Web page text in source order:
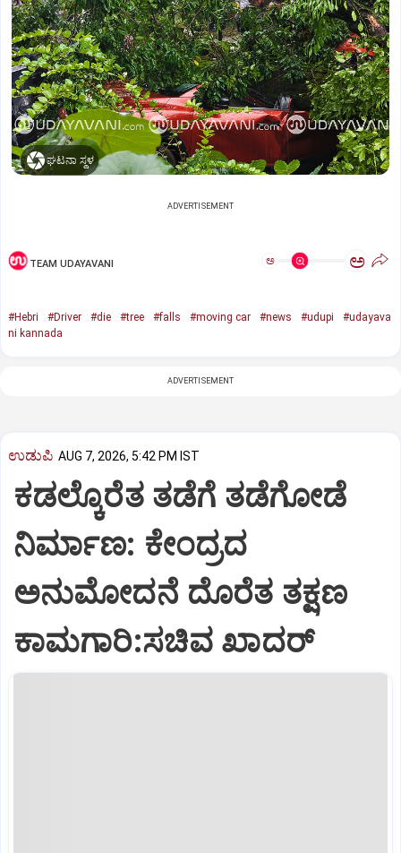
ಘಟನಾ ಸ್ಥಳ
ADVERTISEMENT
TEAM UDAYAVANI ಅ ಅ
#Hebri #Driver #die #tree #falls #moving car #news #udupi
#udayava
ni kannada
ADVERTISEMENT
ಉಡುಪಿ AUG 7, 2026, 5:42 PM IST
ಕಡಲ್ಕೊರೆತ ತಡೆಗೆ ತಡೆಗೋಡೆ
ನಿರ್ಮಾಣ: ಕೇಂದ್ರದ
ಅನುಮೋದನೆ ದೊರೆತ ತಕ್ಷಣ
ಕಾಮಗಾರಿ:ಸಚಿವ ಖಾದರ್